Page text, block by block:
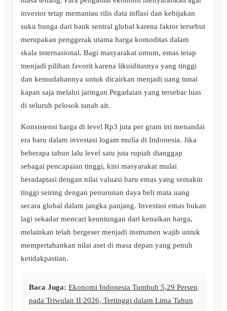
investor tetap memantau rilis data inflasi dan kebijakan
suku bunga dari bank sentral global karena faktor tersebut
merupakan penggerak utama harga komoditas dalam
skala internasional. Bagi masyarakat umum, emas tetap
menjadi pilihan favorit karena likuiditasnya yang tinggi
dan kemudahannya untuk dicairkan menjadi uang tunai
kapan saja melalui jaringan Pegadaian yang tersebar luas
di seluruh pelosok tanah air.
Konsistensi harga di level Rp3 juta per gram ini menandai
era baru dalam investasi logam mulia di Indonesia. Jika
beberapa tahun lalu level satu juta rupiah dianggap
sebagai pencapaian tinggi, kini masyarakat mulai
beradaptasi dengan nilai valuasi baru emas yang semakin
tinggi seiring dengan penurunan daya beli mata uang
secara global dalam jangka panjang. Investasi emas bukan
lagi sekadar mencari keuntungan dari kenaikan harga,
melainkan telah bergeser menjadi instrumen wajib untuk
mempertahankan nilai aset di masa depan yang penuh
ketidakpastian.
Baca Juga: Ekonomi Indonesia Tumbuh 5,29 Persen
pada Triwulan II 2026, Tertinggi dalam Lima Tahun